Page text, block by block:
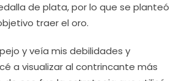
de plata, por lo que se planteó
traer el oro.
y veía mis debilidades y
a visualizar al contrincante más